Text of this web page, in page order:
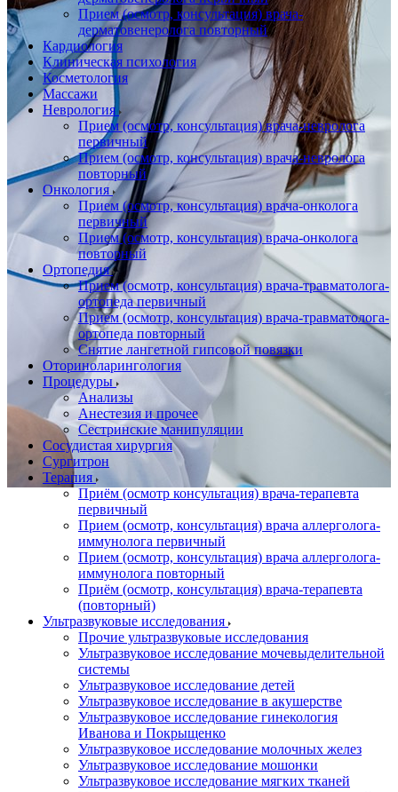
Прием (осмотр, консультация) врача-
дерматовенеролога повторный
Кардиология
Клиническая психология
Косметология
Массажи
Неврология
Прием (осмотр, консультация) врача-невролога
первичный
Прием (осмотр, консультация) врача-невролога
повторный
Онкология
Прием (осмотр, консультация) врача-онколога
первичный
Прием (осмотр, консультация) врача-онколога
повторный
Ортопедия
Прием (осмотр, консультация) врача-травматолога-
ортопеда первичный
Прием (осмотр, консультация) врача-травматолога-
ортопеда повторный
Снятие лангетной гипсовой повязки
Оториноларингология
Процедуры
Анализы
Анестезия и прочее
Сестринские манипуляции
Сосудистая хирургия
Сургитрон
Терапия
Приём (осмотр консультация) врача-терапевта
первичный
Прием (осмотр, консультация) врача аллерголога-
иммунолога первичный
Прием (осмотр, консультация) врача аллерголога-
иммунолога повторный
Приём (осмотр, консультация) врача-терапевта
(повторный)
Ультразвуковые исследования
Прочие ультразвуковые исследования
Ультразвуковое исследование мочевыделительной
системы
Ультразвуковое исследование детей
Ультразвуковое исследование в акушерстве
Ультразвуковое исследование гинекология
Иванова и Покрыщенко
Ультразвуковое исследование молочных желез
Ультразвуковое исследование мошонки
Ультразвуковое исследование мягких тканей